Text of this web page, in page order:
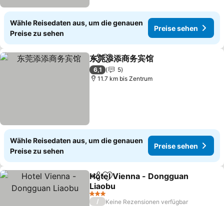
Wähle Reisedaten aus, um die genauen
Preise zu sehen
Preise sehen
TeilenZu Favoriten hinzufügen
东莞添添商务宾馆
6,1
5
11.7 km bis Zentrum
Wähle Reisedaten aus, um die genauen
Preise zu sehen
Preise sehen
TeilenZu Favoriten hinzufügen
Hotel Vienna - Dongguan
Liaobu
Preise sehen
3 Sterne
/
Keine Rezensionen verfügbar